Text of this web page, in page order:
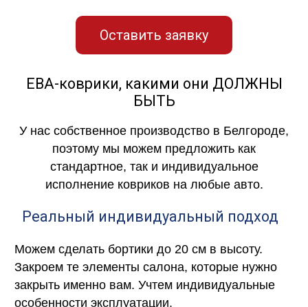
Оставить заявку
ЕВА-коврики, какими они ДОЛЖНЫ
БЫТЬ
У нас собственное производство в Белгороде,
поэтому мы можем предложить как
стандартное, так и индивидуальное
исполнение ковриков на любые авто.
Реальный индивидуальный подход
Можем сделать бортики до 20 см в высоту.
Закроем те элементы салона, которые нужно
закрыть именно вам. Учтем индивидуальные
особенности эксплуатации.